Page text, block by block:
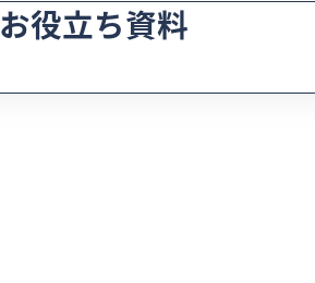
お役立ち資料